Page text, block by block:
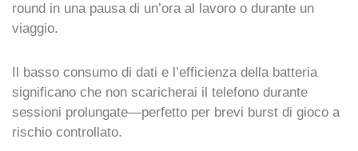
round in una pausa di un’ora al lavoro o durante un
viaggio.
Il basso consumo di dati e l’efficienza della batteria
significano che non scaricherai il telefono durante
sessioni prolungate—perfetto per brevi burst di gioco a
rischio controllato.